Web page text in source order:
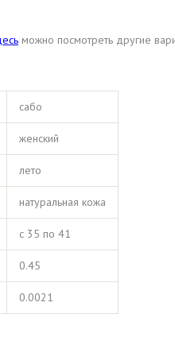
можно посмотреть другие
сабо
женский
лето
натуральная кожа
с 35 по 41
0.45
0.0021